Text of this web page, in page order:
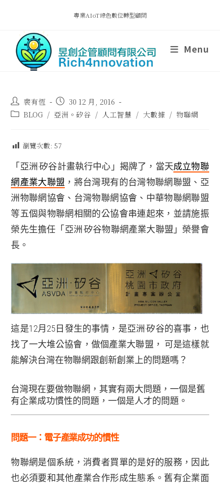
專業AIoT綠色數位轉型顧問
Menu
裴有恆
30 12 月, 2016
BLOG / 亞洲。矽谷 / 人工智慧 / 大數據 / 物聯網
瀏覽次數: 57
「亞洲·矽谷計畫執行中心」揭牌了，當天成立物聯
網產業大聯盟 ，將台灣現有的台灣物聯網聯盟、亞
洲物聯網協會、台灣物聯網協會、中華物聯網聯盟
等五個與物聯網相關的公協會串連起來，並請施振
榮先生擔任「亞洲‧矽谷物聯網產業大聯盟」榮譽會
長。
這是12月25日發生的事情，是亞洲·矽谷的喜事，也
找了一大堆公協會，做個產業大聯盟， 可是這樣就
能解決台灣在物聯網跟創新創業上的問題嗎？
台灣現在要做物聯網，其實有兩大問題，一個是舊
有企業成功慣性的問題，一個是人才的問題。
問題一：電子產業成功的慣性
物聯網是個系統，消費者買單的是好的服務，因此
也必須要和其他產業合作形成生態系。舊有企業面